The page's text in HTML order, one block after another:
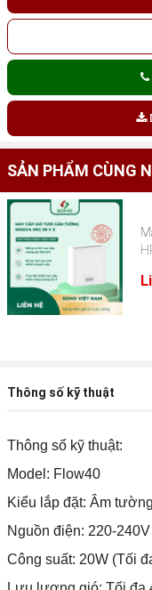
SẢN PHẨM CÙNG
Thông số kỹ thuật
Thông số kỹ thuật:
Model: Flow40
Kiểu lắp đặt: Âm tường
Nguồn điện: 220-240V
Công suất: 20W (Tối